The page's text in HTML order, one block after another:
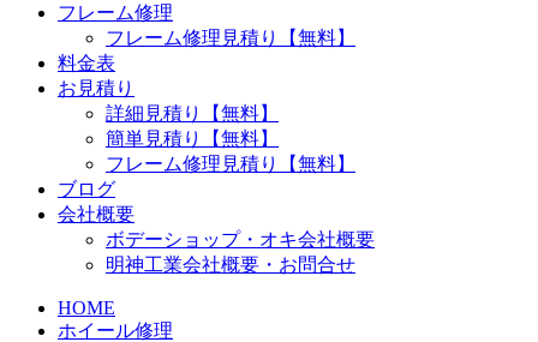
フレーム修理
フレーム修理見積り【無料】
料金表
お見積り
詳細見積り【無料】
簡単見積り【無料】
フレーム修理見積り【無料】
ブログ
会社概要
ボデーショップ・オキ会社概要
明神工業会社概要・お問合せ
HOME
ホイール修理